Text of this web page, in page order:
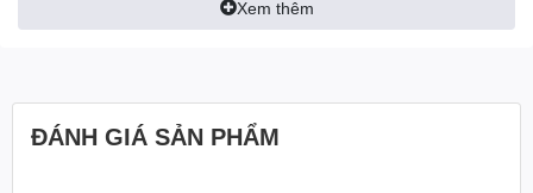
Xem thêm
ĐÁNH GIÁ SẢN PHẨM